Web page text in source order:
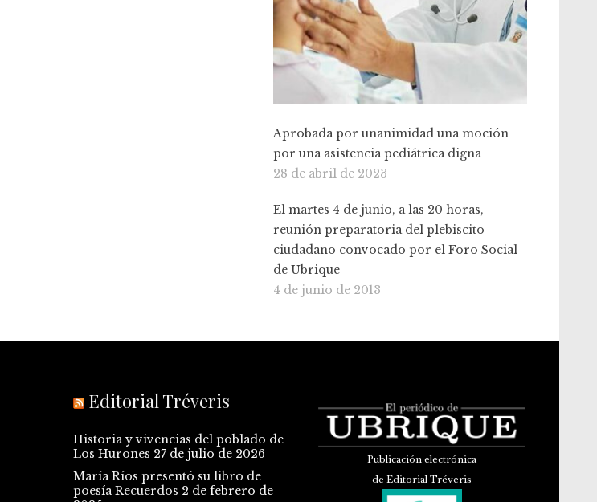
Aprobada por unanimidad una moción
por una asistencia pediátrica digna
28 de abril de 2023
El martes 4 de junio, a las 20 horas,
reunión preparatoria del plebiscito
ciudadano convocado por el Foro Social
de Ubrique
4 de junio de 2013
Editorial Tréveris
Historia y vivencias del poblado de
Los Hurones 27 de julio de 2026
María Ríos presentó su libro de
poesía Recuerdos 2 de febrero de
Publicación electrónica
de Editorial Tréveris